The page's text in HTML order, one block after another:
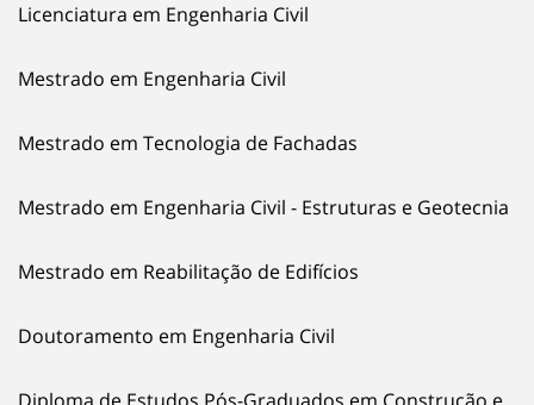
Licenciatura em Engenharia Civil
Mestrado em Engenharia Civil
Mestrado em Tecnologia de Fachadas
Mestrado em Engenharia Civil - Estruturas e Geotecnia
Mestrado em Reabilitação de Edifícios
Doutoramento em Engenharia Civil